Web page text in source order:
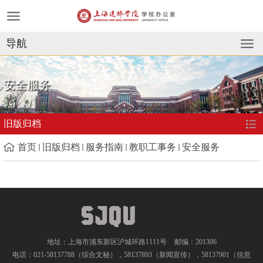
导航
安全服务
旧版归档
首页 旧版归档 服务指南 教职工事务 安全服务
地址：上海市浦东新区沪城环路1111号
邮编：201306
电话：021-58137788（综合文秘），58137893（新闻宣传），58137901（信息